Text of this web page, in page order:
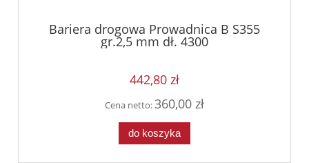
Bariera drogowa Prowadnica B S355
gr.2,5 mm dł. 4300
442,80 zł
Cena netto:360,00 zł
do koszyka